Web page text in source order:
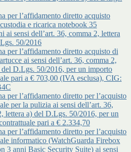
per l’affidamento diretto acquisto
e ricarica notebook 35
ai sensi dell’art. 36, comma 2, lettera
50/2016
per l’affidamento diretto acquisto di
ai sensi dell’art. 36, comma 2,
del D.Lgs. 50/2016, per un importo
pari a € 703,00 (IVA esclusa), CIG:
per l’affidamento diretto per l’acquisto
per la pulizia ai sensi dell’art. 36,
lettera a) del D.Lgs. 50/2016, per un
pari a € 2.334,70
per l’affidamento diretto per l’acquisto
informatico (WatchGuarda Firebox
3 anni Basic Security Suite) ai sensi